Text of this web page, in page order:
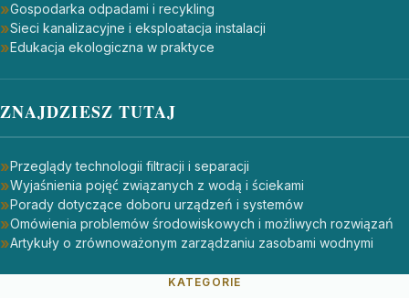
Gospodarka odpadami i recykling
Sieci kanalizacyjne i eksploatacja instalacji
Edukacja ekologiczna w praktyce
ZNAJDZIESZ TUTAJ
Przeglądy technologii filtracji i separacji
Wyjaśnienia pojęć związanych z wodą i ściekami
Porady dotyczące doboru urządzeń i systemów
Omówienia problemów środowiskowych i możliwych rozwiązań
Artykuły o zrównoważonym zarządzaniu zasobami wodnymi
KATEGORIE